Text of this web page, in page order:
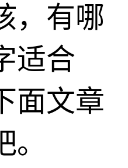
，有哪
适合
面文章